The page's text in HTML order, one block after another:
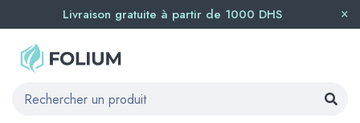
Livraison gratuite à partir de 1000 DHS